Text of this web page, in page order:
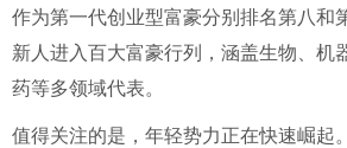
作为第一代创业型富豪分别排名第八和
新人进入百大富豪行列，涵盖生物、机
药等多领域代表。
值得关注的是，年轻势力正在快速崛起